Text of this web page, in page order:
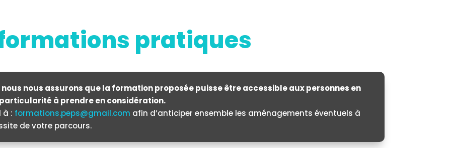
pratiques
nous assurons que la formation proposée puisse être accessible aux personnes en
à prendre en considération.
à : formations.peps@gmail.com afin d’anticiper ensemble les aménagements éventuels à
de votre parcours.